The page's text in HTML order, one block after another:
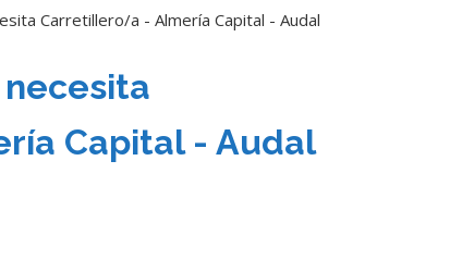
Carretillero/a - Almería Capital - Audal
Capital - Audal